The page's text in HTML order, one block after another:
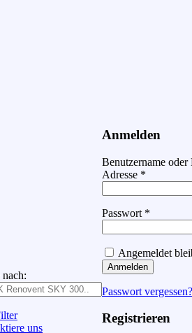
nach:
uns
Anmelden
Benutzername
Adresse *
Passwort *
Angemeldet
Anmelden
Passwort vergessen?
Registrieren